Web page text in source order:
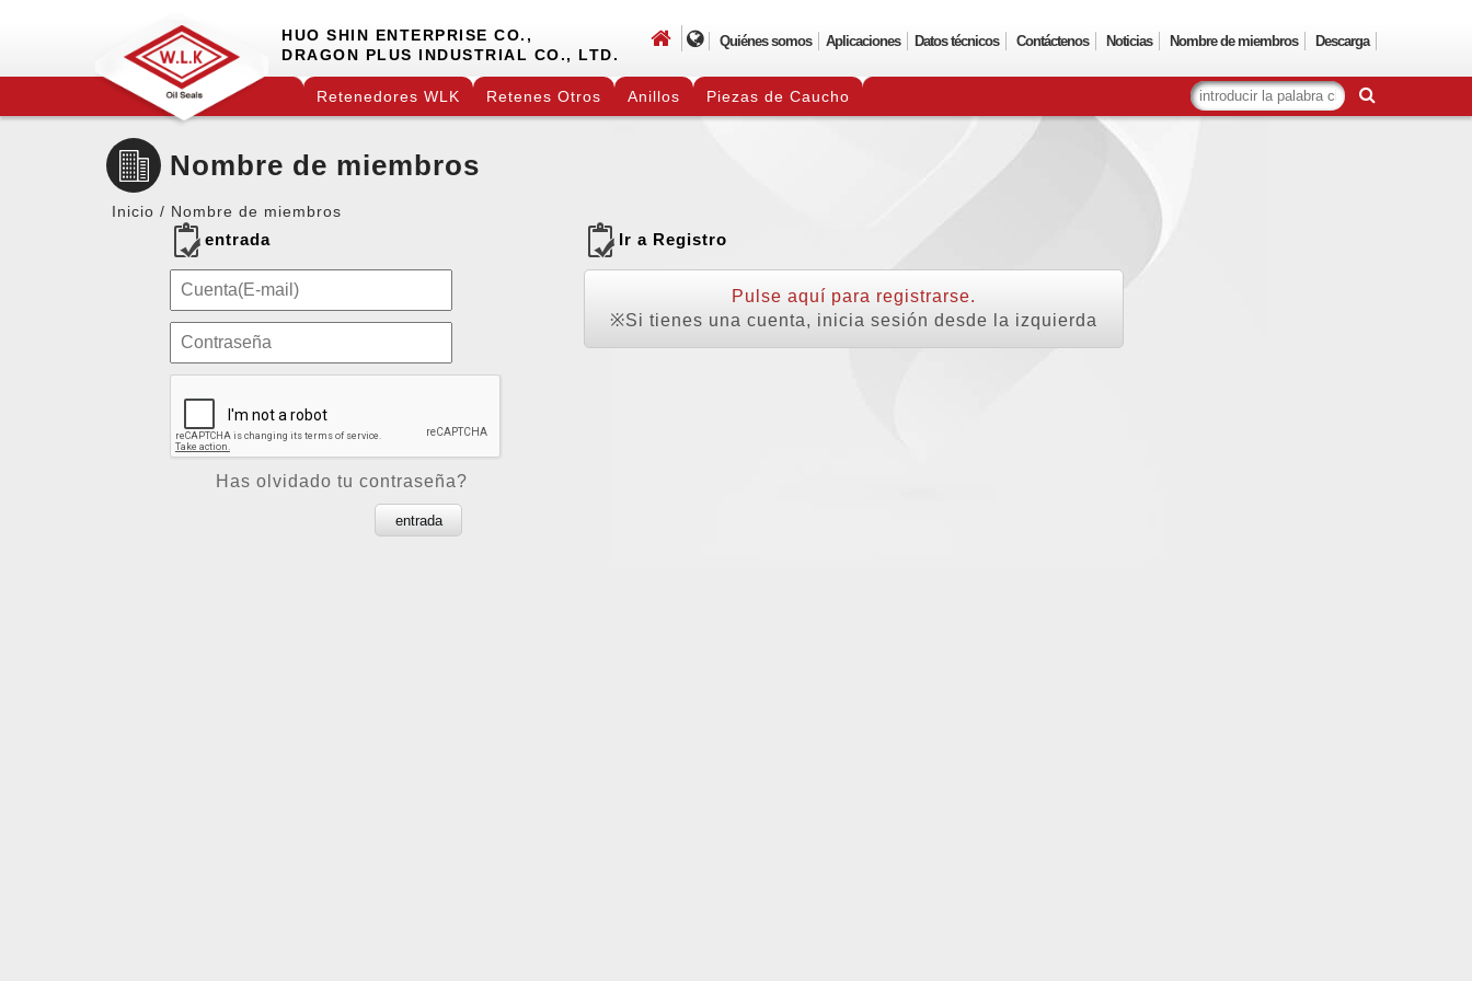
HUO SHIN ENTERPRISE CO.,
DRAGON PLUS INDUSTRIAL CO., LTD.
Quiénes somos Aplicaciones Datos técnicos Contáctenos Noticias Nombre de miembros Descarga
Retenedores WLK Retenes Otros Anillos Piezas de Caucho
Nombre de miembros
Inicio Nombre de miembros
entrada
Has olvidado tu contraseña?
Ir a Registro
Pulse aquí para registrarse.
※Si tienes una cuenta, inicia sesión desde la izquierda